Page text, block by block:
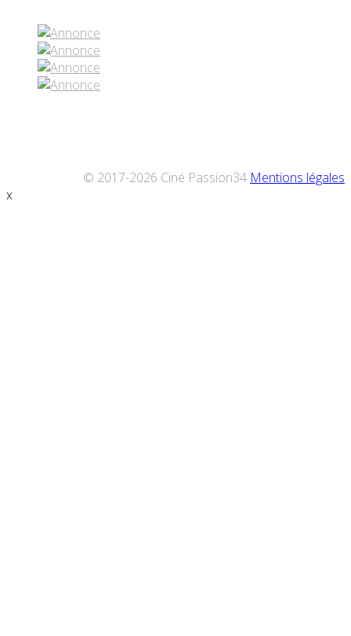
© 2017-2026 Ciné Passion34 Mentions légales
x